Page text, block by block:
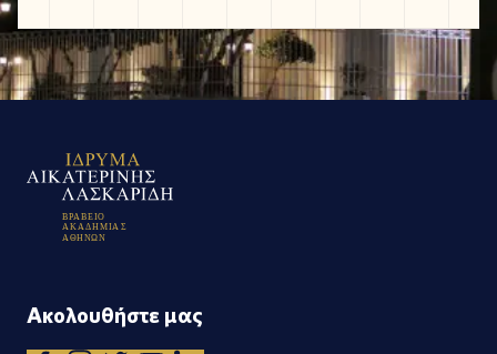
ΒΡΑΒΕΙΟ
ΑΚΑΔΗΜΙΑ Σ
Α ΘΗΝΩΝ
Ακολουθήστε μας